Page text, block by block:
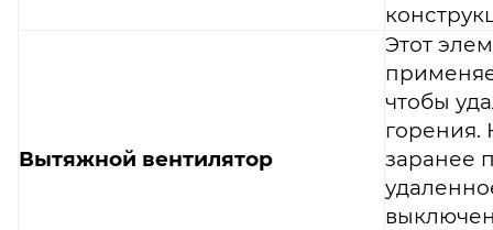
Вытяжной вентилятор
Этот
чтобы
горения.
заранее